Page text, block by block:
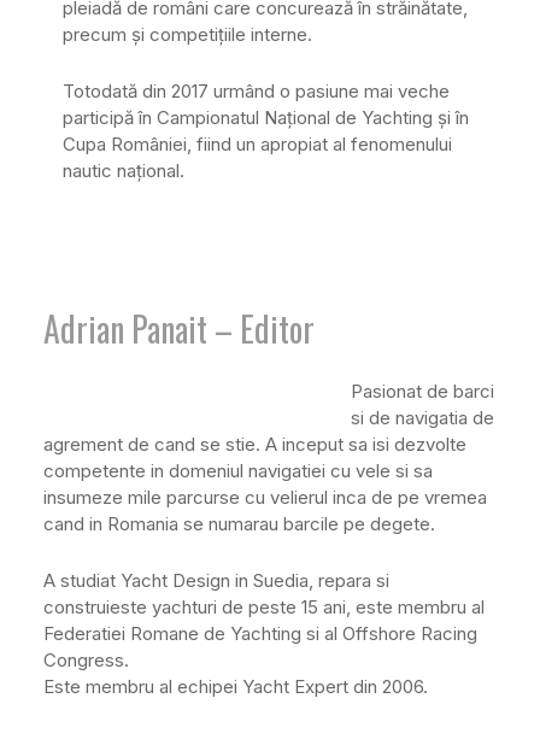
pleiadă de români care concurează în străinătate,
precum și competițiile interne.
Totodată din 2017 urmând o pasiune mai veche
participă în Campionatul Național de Yachting și în
Cupa României, fiind un apropiat al fenomenului
nautic național.
Adrian Panait – Editor
Pasionat de barci
si de navigatia de
agrement de cand se stie. A inceput sa isi dezvolte
competente in domeniul navigatiei cu vele si sa
insumeze mile parcurse cu velierul inca de pe vremea
cand in Romania se numarau barcile pe degete.
A studiat Yacht Design in Suedia, repara si
construieste yachturi de peste 15 ani, este membru al
Federatiei Romane de Yachting si al Offshore Racing
Congress.
Este membru al echipei Yacht Expert din 2006.